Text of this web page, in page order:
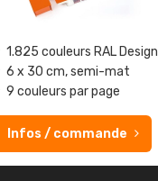
1.825 couleurs RAL Design
6 x 30 cm, semi-mat
9 couleurs par page
Infos / commande